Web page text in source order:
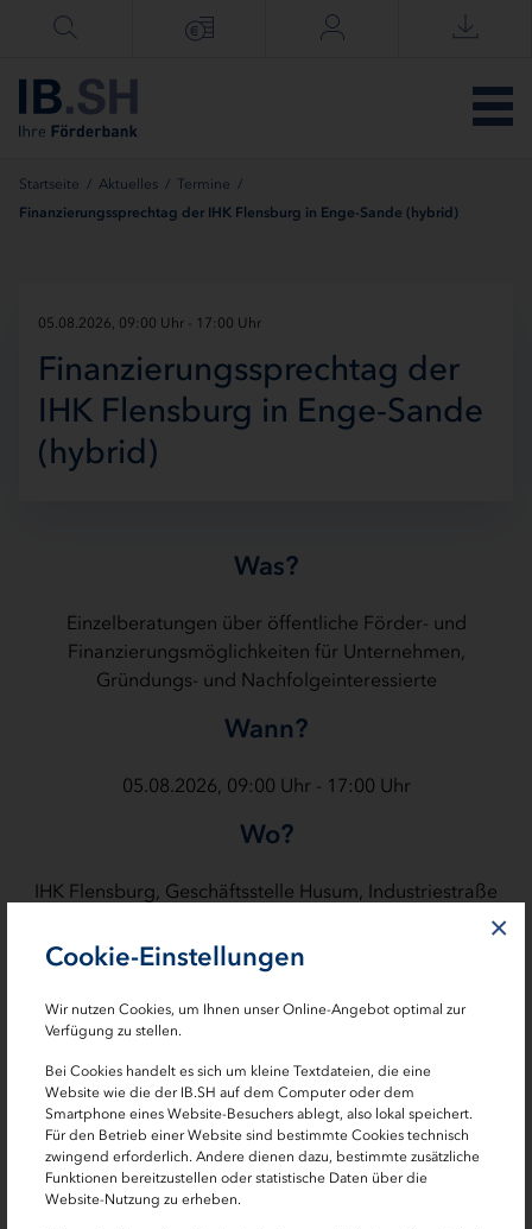
Cookie-Einstellungen
Wir nutzen Cookies, um Ihnen unser Online-Angebot optimal zur
Verfügung zu stellen.
Bei Cookies handelt es sich um kleine Textdateien, die eine
Website wie die der IB.SH auf dem Computer oder dem
Smartphone eines Website-Besuchers ablegt, also lokal speichert.
Für den Betrieb einer Website sind bestimmte Cookies technisch
zwingend erforderlich. Andere dienen dazu, bestimmte zusätzliche
Funktionen bereitzustellen oder statistische Daten über die
Website-Nutzung zu erheben.
×
Menü überspringen
Startseite / Aktuelles / Termine /
Finanzierungssprechtag der IHK Flensburg in Enge-Sande (hybrid)
05.08.2026, 09:00 Uhr - 17:00 Uhr
Finanzierungssprechtag der
IHK Flensburg in Enge-Sande
(hybrid)
Was?
Einzelberatungen über öffentliche Förder- und
Finanzierungsmöglichkeiten für Unternehmen,
Gründungs- und Nachfolgeinteressierte
Wann?
05.08.2026, 09:00 Uhr - 17:00 Uhr
Wo?
IHK Flensburg, Geschäftsstelle Husum, Industriestraße
Die IHK Flensburg bietet in Zusammenarbeit mit den
Förderlotsen der Investitionsbank Schleswig-Holstein
mehrmals im Jahr Beratungstage zur
Unternehmensförderung und -finanzierung an.
Das Angebot richtet sich an Unternehmen sowie